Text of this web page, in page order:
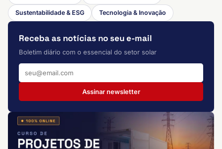
Sustentabilidade & ESG Tecnologia & Inovação
Receba as notícias no seu e-mail
Boletim diário com o essencial do setor solar
Assinar newsletter